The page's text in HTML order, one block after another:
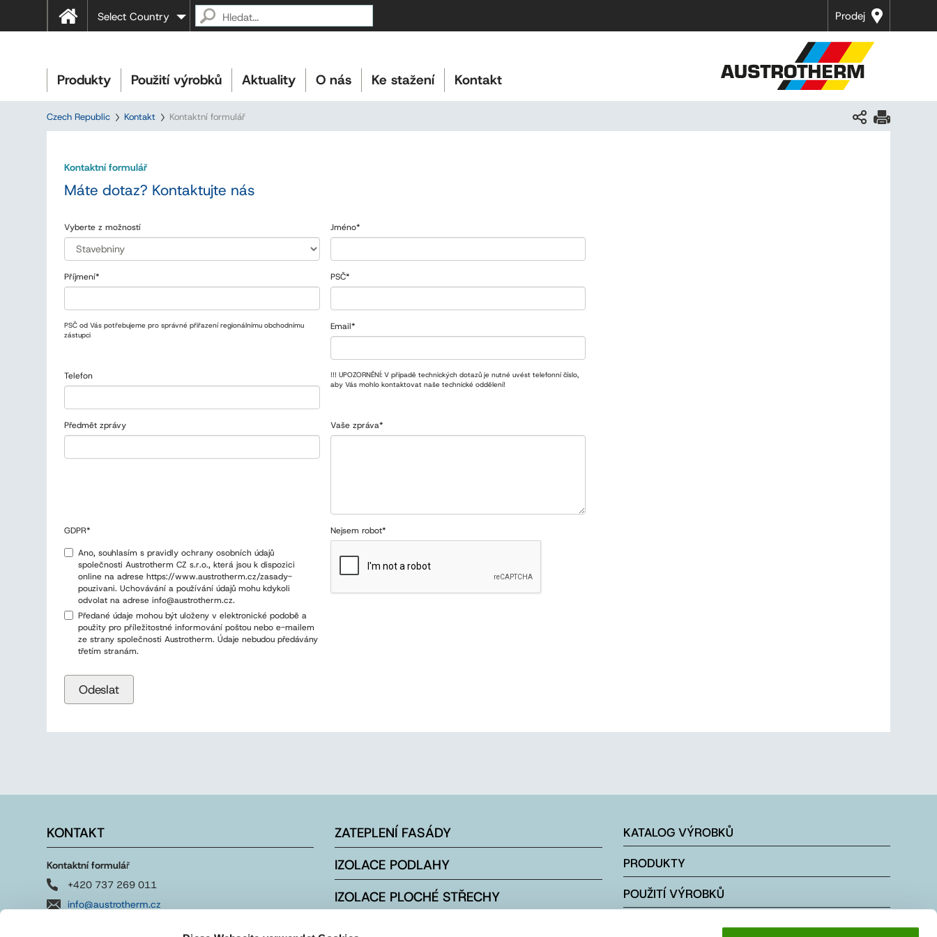
Prodej
Select Country
Produkty Použití výrobků Aktuality O nás Ke stažení Kontakt
Czech Republic Kontakt Kontaktní formulář
Kontaktní formulář
Máte dotaz? Kontaktujte nás
Vyberte z možností Jméno*
Příjmení* PSČ*
PSČ od Vás potřebujeme pro správné přiřazení regionálnímu obchodnímu
zástupci
Email*
Telefon
!!! UPOZORNĚNÍ: V případě technických dotazů je nutné uvést telefonní číslo,
aby Vás mohlo kontaktovat naše technické oddělení!
Předmět zprávy Vaše zpráva*
GDPR*
Ano, souhlasím s pravidly ochrany osobních údajů
společnosti Austrotherm CZ s.r.o., která jsou k dispozici
online na adrese https://www.austrotherm.cz/zasady-
pouzivani. Uchovávání a používání údajů mohu kdykoli
odvolat na adrese info@austrotherm.cz.
Předané údaje mohou být uloženy v elektronické podobě a
použity pro příležitostné informování poštou nebo e-mailem
ze strany společnosti Austrotherm. Údaje nebudou předávány
třetím stranám.
Nejsem robot*
KONTAKT
Kontaktní formulář
+420 737 269 011
info@austrotherm.cz
ZATEPLENÍ FASÁDY
IZOLACE PODLAHY
IZOLACE PLOCHÉ STŘECHY
KATALOG VÝROBKŮ
PRODUKTY
POUŽITÍ VÝROBKŮ